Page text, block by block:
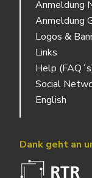
Anmeldung
Anmeldung
Logos &
Links
Help
Social
English
Dank geht an